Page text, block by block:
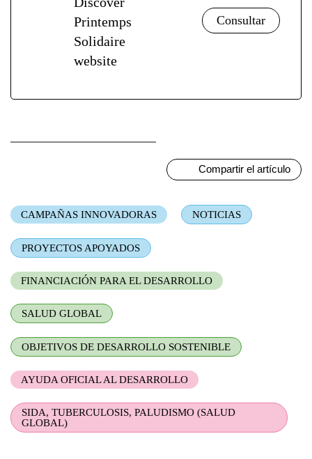
Printemps
Solidaire
website
Compartir el artículo
CAMPAÑAS INNOVADORAS NOTICIAS
PROYECTOS APOYADOS
FINANCIACIÓN PARA EL DESARROLLO
SALUD GLOBAL
OBJETIVOS DE DESARROLLO SOSTENIBLE
AYUDA OFICIAL AL DESARROLLO
SIDA, TUBERCULOSIS, PALUDISMO (SALUD
GLOBAL)